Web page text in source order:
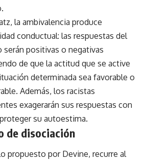
la ambivalencia produce
conductual: las respuestas del
serán positivas o negativas
de que la actitud que se active
determinada sea favorable o
Además, los racistas
exagerarán sus respuestas con
su autoestima.
de disociación
propuesto por Devine, recurre al